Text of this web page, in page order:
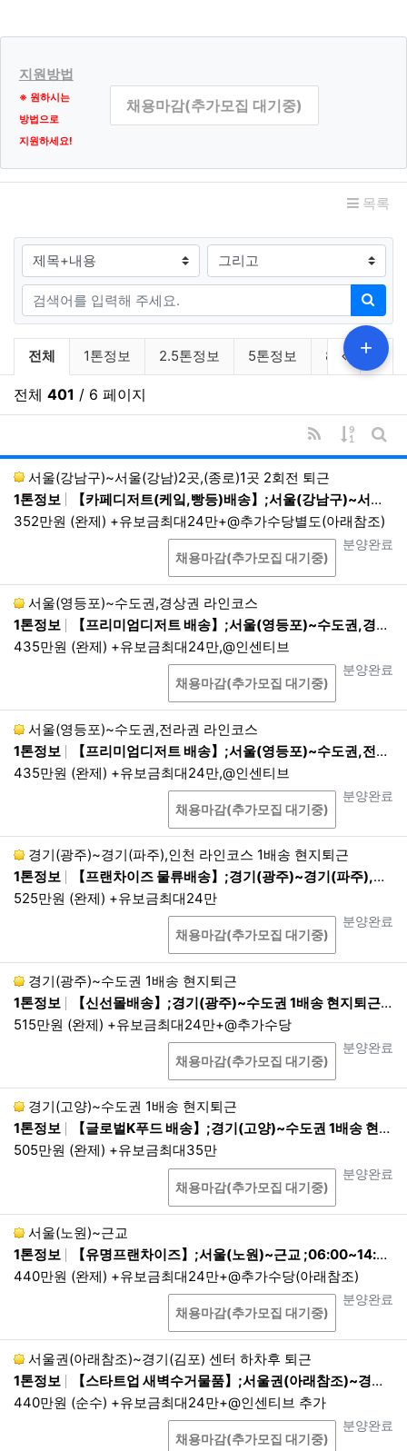
신규 서비스 개발 및 맞춤 서비스 제공, 이벤트 및 광고성 정
보 제공 및 참여기회 제공, 인구통계학적 특성에 따른 서비
스 제공 및 광고 게재, 서비스의 유효성 확인, 접속빈도 파악
제2조. 수집하는 개인정보의 항목 및
수집하는 개인정보의 항목
① 폼메일 문의
[필수항목] 이름, 이메일, 휴대전화번호
② 서비스 이용 또는 업무처리과정에서 자동으로 생성되어
수집되는 정보
[필수항목] 접속 IP 정보, 쿠키(Cookie), 서비스 이용 기
록, 접속 로그
[선택항목] 고객만족도 설문조사에 의한 항목별 응답기
부가서비스 및 맞춤서비스 이용 시 또는 이벤
트 응모과정에서 회원가입 시 수집하지 않았던
개인정보를 추가로 수집할 때에 회사는 해당
항목을 이용자들에게 고지하고 별도로 동의를
받아 업무를 처리합니다.
개인정보의 수집방법
홈페이지, 상담게시판을 통한 회원가입 등 온라인
상에서의 수집, 전화, 회사 내에서의 서면 양식 신
청서 등을 통한 오프라인에서의 수집, 이메일, 이
벤트 응모 등을 통한 수집
생성정보 수집 툴을 통한 수집
제3조. 개인정보의 보유 및 이용 기간
1.회사는 이용자로부터 개인정보 수집 시에, 동의 받
은 기간 내에서 개인정보를 보유 및 이용합니다. 다
만, 관계 법령의 규정에 따라 보존할 필요성이 있는
경우에는 관계법령에 따라 보존합니다.
회원의 경우 개인정보의 보유 및 이용 기간은 서비
스 이용계약 체결시(회원가입시)부터 서비스 이용계
약 해지(탈퇴신청, 직권탈퇴 포함)까지 입니다. 회사
는 다른 법령에서 별도의 기간을 정하고 있거나 고객
의 요청이 있는 경우를 제외하면, 법령에서 정의하는
기간(1년) 동안 재이용하지 아니하는 회원의 개인정
보를 파기합니다. 단, 기간 만료 30일 전까지 개인정
보가 파기되는 사실과 기간 만료일 및 해당 개인정보
의 항목을 이메일·전화 또는 이와 유사한 방법 중 어
느 하나의 방법으로 회원에게 알립니다.
3.관련 법령에 의한 개인정보 보유 기간은 다음과 같
습니다.
표시/광고에 관한 기록 : 6개월
컴퓨터통신 또는 인터넷 접속자료 : 3개월
4.관련 법령에 그 근거가 없더라도, 회사의 중대한 손
실을 예방하거나, 범죄 및 소송 등을 위해 보관해야
그 목적을 달성하기 위한 최소한의 기간 및 항목만 보
<보관정보/보존기간>
이용약관에 따라 자격이 상실 된 회원정보 :
5년
제4조. 개인정보의 제3자 제공
지원방법
※ 원하시는
방법으로
지원하세요!
채용마감(추가모집 대기중)
목록
검색대상
검색어
검색
채용일자리 분류 목록
전체 1톤정보 2.5톤정보 5톤정보 8톤이상이전 분류
다
전체 401 / 6 페이지
RSS
게시물
게
서울(강남구)~서울(강남)2곳,(종로)1곳 2회전 퇴근
1톤정보
【카페디저트(케잌,빵등)배송】;서울(강남구)~서울(강남)2곳,(종로)1곳 2회전 퇴근 ;08:00~16:00 2회전 퇴근
352만원 (완제) +유보금최대24만+@추가수당별도(아래참조)
진행상태
분양완료
상담
채용마감(추가모집 대기중)
서울(영등포)~수도권,경상권 라인코스
1톤정보
【프리미엄디저트 배송】;서울(영등포)~수도권,경상권 라인코스;22:00~08:00 현지퇴근
435만원 (완제) +유보금최대24만,@인센티브
진행상태
분양완료
상담
채용마감(추가모집 대기중)
서울(영등포)~수도권,전라권 라인코스
1톤정보
【프리미엄디저트 배송】;서울(영등포)~수도권,전라권 라인코스;22:00~08:00 현지퇴근
435만원 (완제) +유보금최대24만,@인센티브
진행상태
분양완료
상담
채용마감(추가모집 대기중)
경기(광주)~경기(파주),인천 라인코스 1배송 현지퇴근
1톤정보
【프랜차이즈 물류배송】;경기(광주)~경기(파주),인천 라인코스 1배송 현지퇴근;22:00~08:00 1배송 현지퇴근
525만원 (완제) +유보금최대24만
진행상태
분양완료
상담
채용마감(추가모집 대기중)
경기(광주)~수도권 1배송 현지퇴근
1톤정보
【신선몰배송】;경기(광주)~수도권 1배송 현지퇴근;01:00~09:00 1배송 현지퇴근
515만원 (완제) +유보금최대24만+@추가수당
진행상태
분양완료
상담
채용마감(추가모집 대기중)
경기(고양)~수도권 1배송 현지퇴근
1톤정보
【글로벌K푸드 배송】;경기(고양)~수도권 1배송 현지퇴근;21:00~03:00 1배송 현지퇴근
505만원 (완제) +유보금최대35만
진행상태
분양완료
상담
채용마감(추가모집 대기중)
서울(노원)~근교
1톤정보
【유명프랜차이즈】;서울(노원)~근교 ;06:00~14:30
440만원 (완제) +유보금최대24만+@추가수당(아래참조)
진행상태
분양완료
상담
채용마감(추가모집 대기중)
서울권(아래참조)~경기(김포) 센터 하차후 퇴근
1톤정보
【스타트업 새벽수거물품】;서울권(아래참조)~경기(김포) 센터 하차후 퇴근;22:00~05:00
440만원 (순수) +유보금최대24만+@인센티브 추가
진행상태
분양완료
상담
채용마감(추가모집 대기중)
+